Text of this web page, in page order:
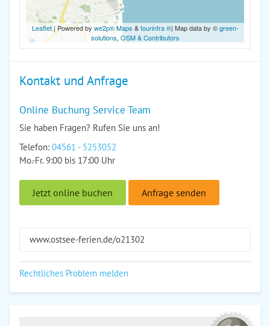
Leaflet| Powered by we2p® Maps &tourinfra ®| Map data by ©green-
solutions, OSM & Contributors
Kontakt und Anfrage
Online Buchung Service Team
Sie haben Fragen? Rufen Sie uns an!
Telefon: 04561 - 5253052
Mo.-Fr. 9:00 bis 17:00 Uhr
Jetzt online buchen Anfrage senden
www.ostsee-ferien.de/o21302
Rechtliches Problem melden